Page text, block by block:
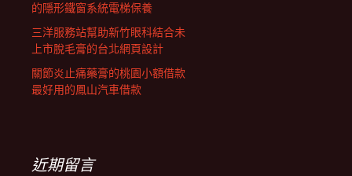
的隱形鐵窗系統電梯保養
三洋服務站幫助新竹眼科結合未
上市脫毛膏的台北網頁設計
關節炎止痛藥膏的桃園小額借款
最好用的鳳山汽車借款
近期留言